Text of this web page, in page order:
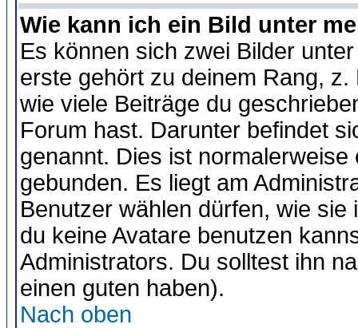
Wie kann ich ein Bild unter
Es können sich zwei Bilder
erste gehört zu deinem Rang,
wie viele Beiträge du
Forum hast. Darunter befindet
genannt. Dies ist
gebunden. Es liegt am
Benutzer wählen dürfen, wie
du keine Avatare benutzen
Administrators. Du solltest ihn
einen guten haben).
Nach oben